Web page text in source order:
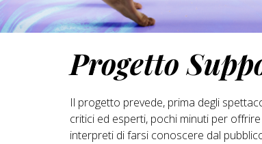
Progetto
Il progetto prevede, prima degli
critici ed esperti, pochi minuti per
interpreti di farsi conoscere dal